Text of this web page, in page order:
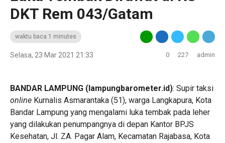
DKT Rem 043/Gatam
waktu baca 1 minutes
Selasa, 23 Mar 2021 21:33 0 227 admin
BANDAR LAMPUNG (lampungbarometer.id): Supir taksi
online Kurnalis Asmarantaka (51), warga Langkapura, Kota
Bandar Lampung yang mengalami luka tembak pada leher
yang dilakukan penumpangnya di depan Kantor BPJS
Kesehatan, Jl. ZA. Pagar Alam, Kecamatan Rajabasa, Kota